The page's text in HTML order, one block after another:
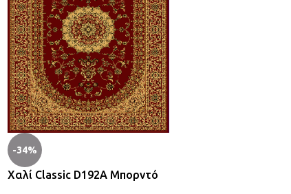
-34%
Χαλί Classic D192A Μπορντό